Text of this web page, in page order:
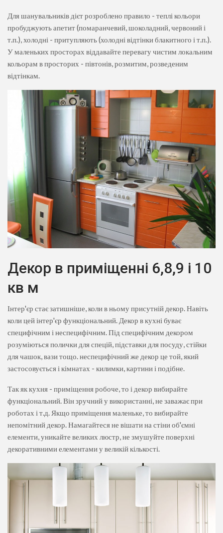
Для шанувальників дієт розроблено правило - теплі кольори
пробуджують апетит (помаранчевий, шоколадний, червоний і
т.п.), холодні - притупляють (холодні відтінки блакитного і т.п.).
У маленьких просторах віддавайте перевагу чистим локальним
кольорам в просторих - півтонів, розмитим, розведеним
відтінкам.
Декор в приміщенні 6,8,9 і 10
кв м
Інтер'єр стає затишніше, коли в ньому присутній декор. Навіть
коли цей інтер'єр функціональний. Декор в кухні буває
специфічним і неспецифічним. Під специфічним декором
розуміються полички для спецій, підставки для посуду, стійки
для чашок, вази тощо. неспецифічний же декор це той, який
застосовується і кімнатах - килимки, картини і подібне.
Так як кухня - приміщення робоче, то і декор вибирайте
функціональний. Він зручний у використанні, не заважає при
роботах і т.д. Якщо приміщення маленьке, то вибирайте
непомітний декор. Намагайтеся не вішати на стіни об'ємні
елементи, уникайте великих люстр, не змушуйте поверхні
декоративними елементами у великій кількості.